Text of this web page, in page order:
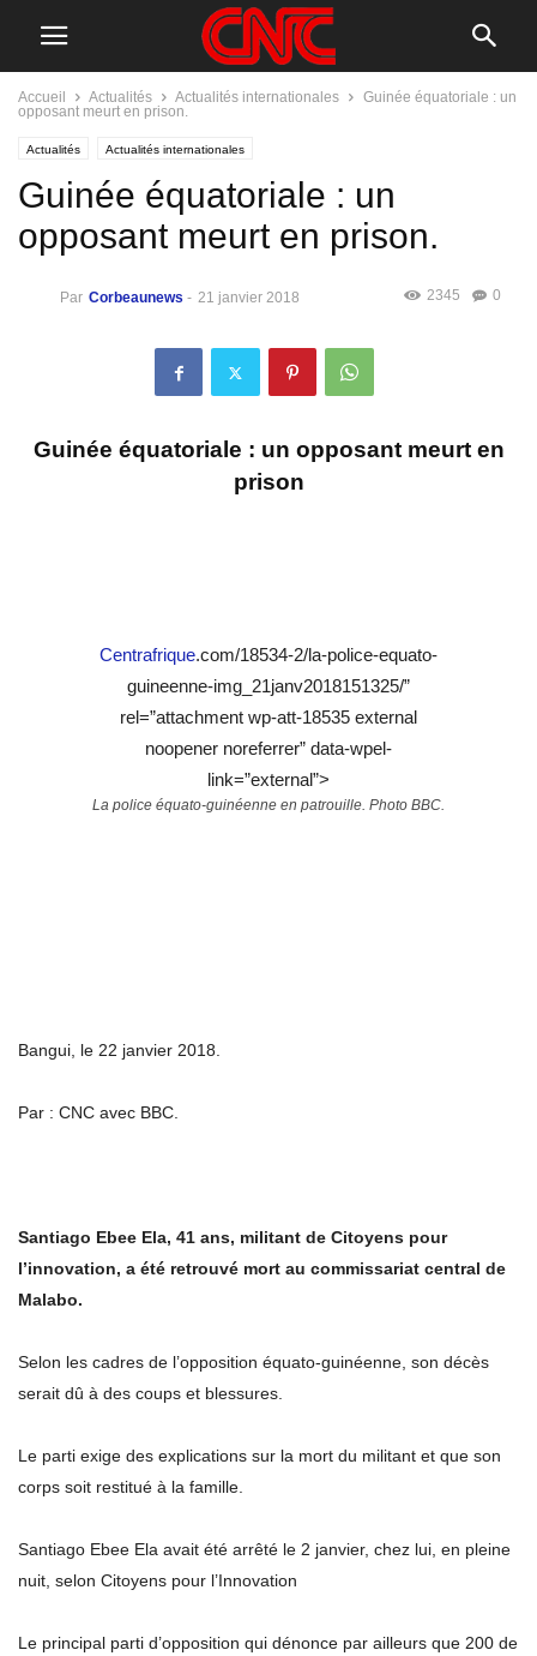
Accueil Actualités Actualités internationales
Guinée équatoriale : un
opposant meurt en prison.
Actualités Actualités internationales
Guinée équatoriale : un
opposant meurt en prison.
Par Corbeaunews - 21 janvier 2018 0
2345
Guinée équatoriale : un opposant meurt en
prison
Centrafrique.com/18534-2/la-police-equato-
guineenne-img_21janv2018151325/”
rel=”attachment wp-att-18535 external
noopener noreferrer” data-wpel-
link=”external”>
La police équato-guinéenne en patrouille. Photo BBC.
Bangui, le 22 janvier 2018.
Par : CNC avec BBC.
Santiago Ebee Ela, 41 ans, militant de Citoyens pour
l’innovation, a été retrouvé mort au commissariat central de
Malabo.
Selon les cadres de l’opposition équato-guinéenne, son décès
serait dû à des coups et blessures.
Le parti exige des explications sur la mort du militant et que son
corps soit restitué à la famille.
Santiago Ebee Ela avait été arrêté le 2 janvier, chez lui, en pleine
nuit, selon Citoyens pour l’Innovation
Le principal parti d’opposition qui dénonce par ailleurs que 200 de